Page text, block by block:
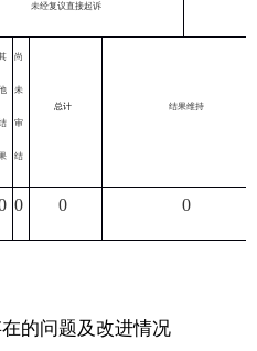
未经复议直接起诉
尚
未
审
结
总计 结果维持
0 0 0
的问题及改进情况